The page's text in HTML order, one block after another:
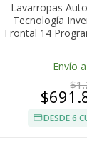
Lavarropas
Tecnología
Frontal 14
Envío
DESDE 6